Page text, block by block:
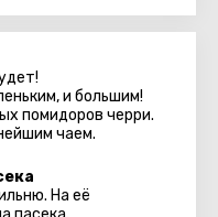
и большим!
помидоров черри.
чаем.
На её